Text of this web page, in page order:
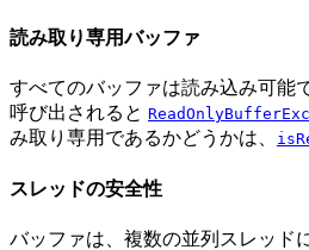
読み取り専用バッファ
すべてのバッファは読み込み可能
呼び出されると
み取り専用であるかどうかは、
スレッドの安全性
バッファは、複数の並列スレッド